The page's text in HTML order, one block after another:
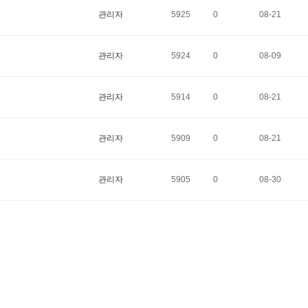
관리자 5925 0 08-21
관리자 5924 0 08-09
관리자 5914 0 08-21
관리자 5909 0 08-21
관리자 5905 0 08-30